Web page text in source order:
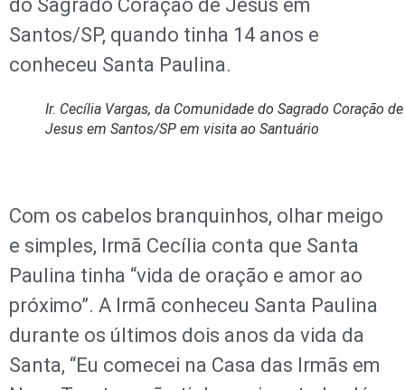
do Sagrado Coração de Jesus em
Santos/SP, quando tinha 14 anos e
conheceu Santa Paulina.
Ir. Cecília Vargas, da Comunidade do Sagrado Coração de
Jesus em Santos/SP em visita ao Santuário
Com os cabelos branquinhos, olhar meigo
e simples, Irmã Cecília conta que Santa
Paulina tinha “vida de oração e amor ao
próximo”. A Irmã conheceu Santa Paulina
durante os últimos dois anos da vida da
Santa, “Eu comecei na Casa das Irmãs em